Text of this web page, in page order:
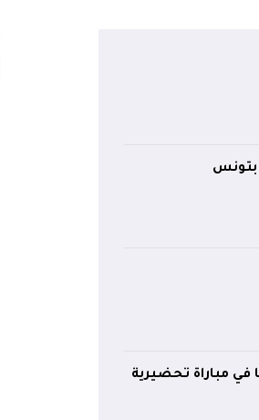
بتونس
في مباراة تحضيرية